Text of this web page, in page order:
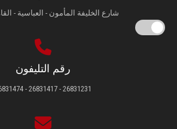
شارع الخليفة المأمون - العباسية -
رقم التليفون
26831231 - 26831417 - 26831474